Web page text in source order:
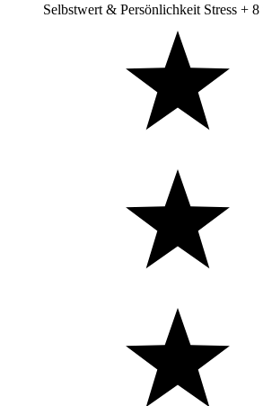
Selbstwert & Persönlichkeit Stress + 8